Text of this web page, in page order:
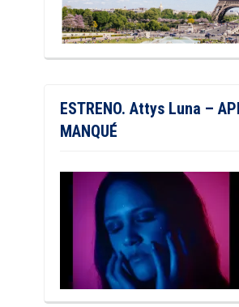
ESTRENO. Attys Luna –
MANQUÉ